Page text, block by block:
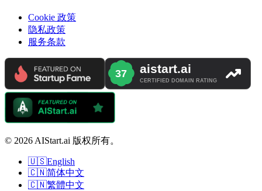
Cookie 政策
隐私政策
服务条款
© 2026 AIStart.ai 版权所有。
🇺🇸English
🇨🇳简体中文
🇨🇳繁體中文